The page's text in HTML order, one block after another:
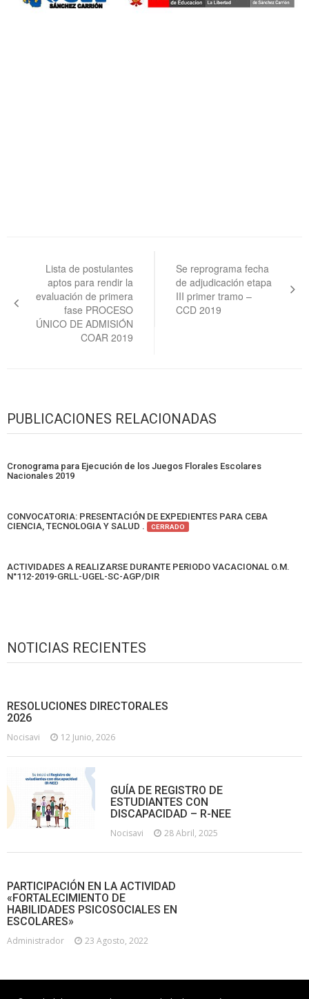
entradas
Lista de postulantes
aptos para rendir la
evaluación de primera
fase PROCESO
ÚNICO DE ADMISIÓN
COAR 2019
Se reprograma fecha
de adjudicación etapa
III primer tramo –
CCD 2019
PUBLICACIONES RELACIONADAS
Cronograma para Ejecución de los Juegos Florales Escolares
Nacionales 2019
CONVOCATORIA: PRESENTACIÓN DE EXPEDIENTES PARA CEBA
CIENCIA, TECNOLOGIA Y SALUD .
CERRADO
ACTIVIDADES A REALIZARSE DURANTE PERIODO VACACIONAL O.M.
N°112-2019-GRLL-UGEL-SC-AGP/DIR
NOTICIAS RECIENTES
RESOLUCIONES DIRECTORALES
2026
Nocisavi 12 Junio, 2026
GUÍA DE REGISTRO DE
ESTUDIANTES CON
DISCAPACIDAD – R-NEE
Nocisavi 28 Abril, 2025
PARTICIPACIÓN EN LA ACTIVIDAD
«FORTALECIMIENTO DE
HABILIDADES PSICOSOCIALES EN
ESCOLARES»
Administrador 23 Agosto, 2022